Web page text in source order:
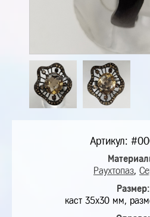
Артикул:
Раухтопаз,
Размер:
каст 35х30 мм,